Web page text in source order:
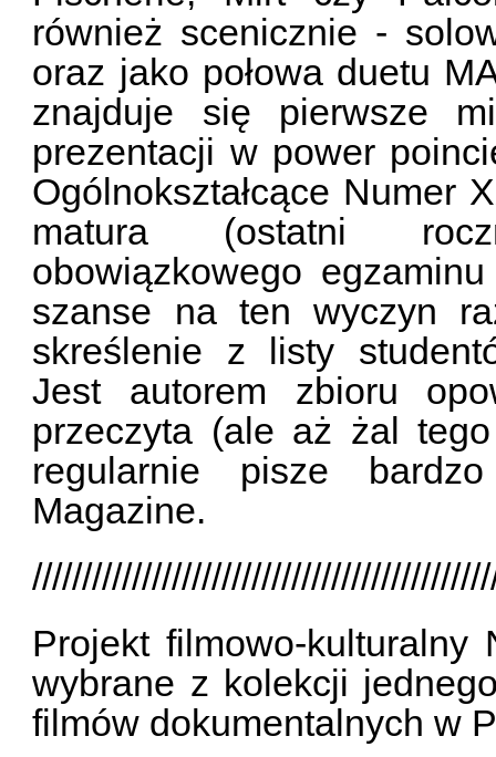
również scenicznie -
oraz jako połowa duetu
znajduje się pierwsze
prezentacji w power
Ogólnokształcące Numer
matura (ostatni
obowiązkowego
szanse na ten wyczyn
skreślenie z listy
Jest autorem zbioru
przeczyta (ale aż żal
regularnie pisze
Magazine.
Projekt filmowo-
wybrane z kolekcji
filmów dokumentalnych w